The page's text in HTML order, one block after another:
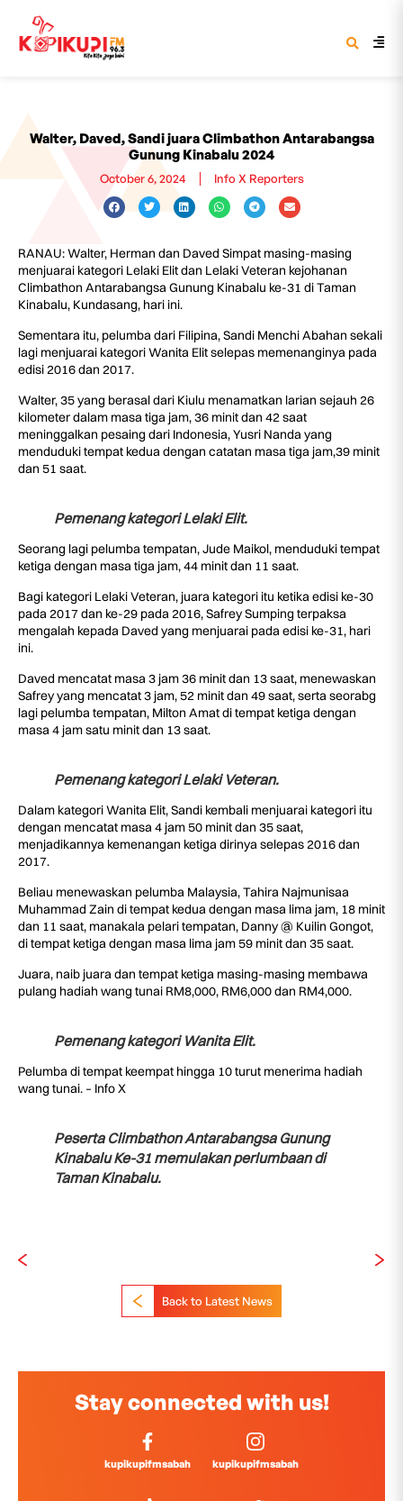
Walter, Daved, Sandi juara Climbathon Antarabangsa
Gunung Kinabalu 2024
October 6, 2024 Info X Reporters
RANAU: Walter, Herman dan Daved Simpat masing-masing
menjuarai kategori Lelaki Elit dan Lelaki Veteran kejohanan
Climbathon Antarabangsa Gunung Kinabalu ke-31 di Taman
Kinabalu, Kundasang, hari ini.
Sementara itu, pelumba dari Filipina, Sandi Menchi Abahan sekali
lagi menjuarai kategori Wanita Elit selepas memenanginya pada
edisi 2016 dan 2017.
Walter, 35 yang berasal dari Kiulu menamatkan larian sejauh 26
kilometer dalam masa tiga jam, 36 minit dan 42 saat
meninggalkan pesaing dari Indonesia, Yusri Nanda yang
menduduki tempat kedua dengan catatan masa tiga jam,39 minit
dan 51 saat.
Pemenang kategori Lelaki Elit.
Seorang lagi pelumba tempatan, Jude Maikol, menduduki tempat
ketiga dengan masa tiga jam, 44 minit dan 11 saat.
Bagi kategori Lelaki Veteran, juara kategori itu ketika edisi ke-30
pada 2017 dan ke-29 pada 2016, Safrey Sumping terpaksa
mengalah kepada Daved yang menjuarai pada edisi ke-31, hari
ini.
Daved mencatat masa 3 jam 36 minit dan 13 saat, menewaskan
Safrey yang mencatat 3 jam, 52 minit dan 49 saat, serta seorabg
lagi pelumba tempatan, Milton Amat di tempat ketiga dengan
masa 4 jam satu minit dan 13 saat.
Pemenang kategori Lelaki Veteran.
Dalam kategori Wanita Elit, Sandi kembali menjuarai kategori itu
dengan mencatat masa 4 jam 50 minit dan 35 saat,
menjadikannya kemenangan ketiga dirinya selepas 2016 dan
2017.
Beliau menewaskan pelumba Malaysia, Tahira Najmunisaa
Muhammad Zain di tempat kedua dengan masa lima jam, 18 minit
dan 11 saat, manakala pelari tempatan, Danny @ Kuilin Gongot,
di tempat ketiga dengan masa lima jam 59 minit dan 35 saat.
Juara, naib juara dan tempat ketiga masing-masing membawa
pulang hadiah wang tunai RM8,000, RM6,000 dan RM4,000.
Pemenang kategori Wanita Elit.
Pelumba di tempat keempat hingga 10 turut menerima hadiah
wang tunai. – Info X
Peserta Climbathon Antarabangsa Gunung
Kinabalu Ke-31 memulakan perlumbaan di
Taman Kinabalu.
Back to Latest News
Stay connected with us!
kupikupifmsabah kupikupifmsabah